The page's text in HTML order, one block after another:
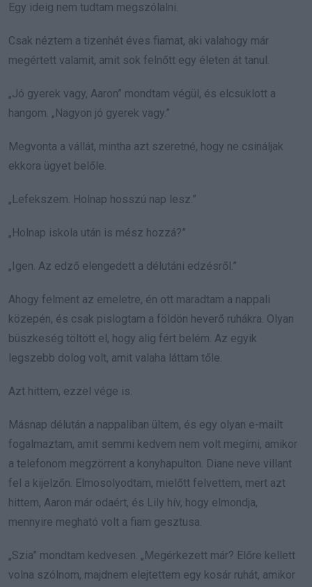
Egy ideig nem tudtam megszólalni.
Csak néztem a tizenhét éves fiamat, aki valahogy már
megértett valamit, amit sok felnőtt egy életen át tanul.
„Jó gyerek vagy, Aaron” mondtam végül, és elcsuklott a
hangom. „Nagyon jó gyerek vagy.”
Megvonta a vállát, mintha azt szeretné, hogy ne csináljak
ekkora ügyet belőle.
„Lefekszem. Holnap hosszú nap lesz.”
„Holnap iskola után is mész hozzá?”
„Igen. Az edző elengedett a délutáni edzésről.”
Ahogy felment az emeletre, én ott maradtam a nappali
közepén, és csak pislogtam a földön heverő ruhákra. Olyan
büszkeség töltött el, hogy alig fért belém. Az egyik
legszebb dolog volt, amit valaha láttam tőle.
Azt hittem, ezzel vége is.
Másnap délután a nappaliban ültem, és egy olyan e-mailt
fogalmaztam, amit semmi kedvem nem volt megírni, amikor
a telefonom megzörrent a konyhapulton. Diane neve villant
fel a kijelzőn. Elmosolyodtam, mielőtt felvettem, mert azt
hittem, Aaron már odaért, és Lily hív, hogy elmondja,
mennyire megható volt a fiam gesztusa.
„Szia” mondtam kedvesen. „Megérkezett már? Előre kellett
volna szólnom, majdnem elejtettem egy kosár ruhát, amikor